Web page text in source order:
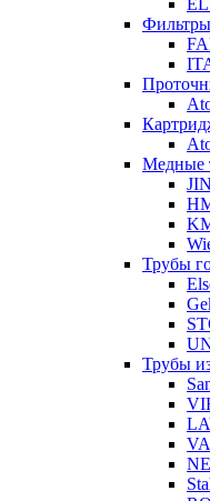
Медные
Трубы
Трубы